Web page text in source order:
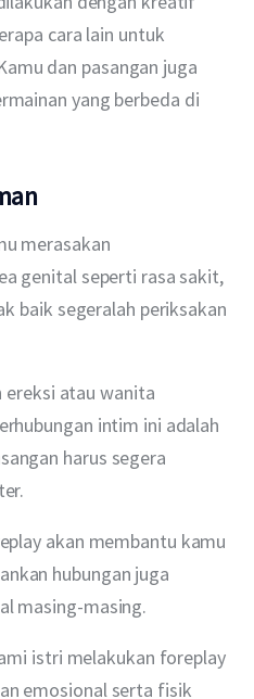
cara lain untuk
dan pasangan juga
yang berbeda di
merasakan
genital seperti rasa sakit,
baik segeralah periksakan
atau wanita
intim ini adalah
harus segera
akan membantu kamu
hubungan juga
masing-masing.
istri melakukan foreplay
emosional serta fisik